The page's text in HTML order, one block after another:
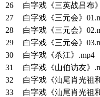
26
白字戏《三英战吕布
27
白字戏《三元会》
28
白字戏《三元会》
29
白字戏《三元会》
30
白字戏《杀江》.mp4
31
白字戏《山伯访友》
32
白字戏《汕尾肖光祖
33
白字戏《汕尾肖光祖